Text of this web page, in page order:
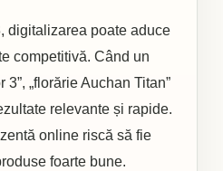
digitalizarea poate aduce
competitivă. Când un
„florărie Auchan Titan”
relevante și rapide.
online riscă să fie
foarte bune.